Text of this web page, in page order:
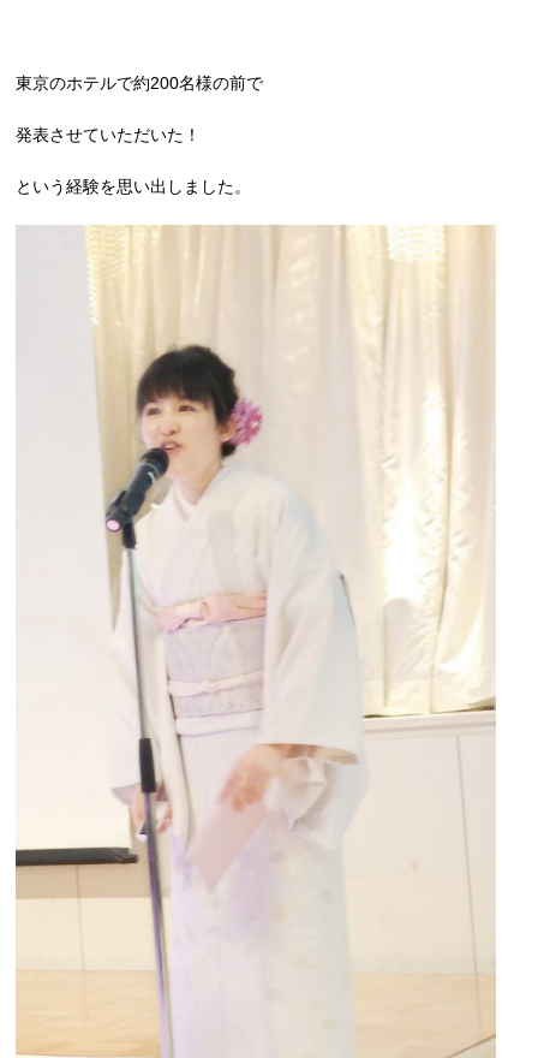
東京のホテルで約200名様の前で
発表させていただいた！
という経験を思い出しました。